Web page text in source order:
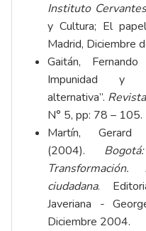
Instituto Cervantes
y Cultura; El
Madrid, Diciembre
Gaitán,
Impunidad y
alternativa”. Revista
N° 5, pp: 78 –
Martín,
(2004).
ciudadana.
Javeriana -
Diciembre 2004.